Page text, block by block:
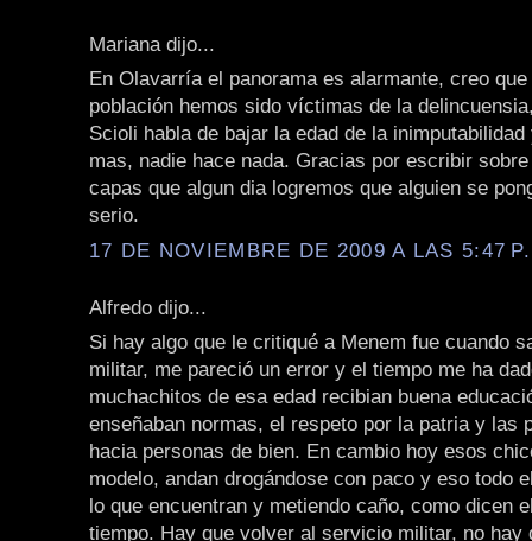
Mariana dijo...
En Olavarría el panorama es alarmante, creo
población hemos sido víctimas de la
Scioli habla de bajar la edad de la
mas, nadie hace nada. Gracias por escribir
capas que algun dia logremos que alguien se
serio.
17 DE NOVIEMBRE DE 2009 A LAS 5:47
Alfredo dijo...
Si hay algo que le critiqué a Menem fue cuando
militar, me pareció un error y el tiempo me ha
muchachitos de esa edad recibian buena
enseñaban normas, el respeto por la patria y las
hacia personas de bien. En cambio hoy esos
modelo, andan drogándose con paco y eso todo
lo que encuentran y metiendo caño, como dicen
tiempo. Hay que volver al servicio militar, no hay